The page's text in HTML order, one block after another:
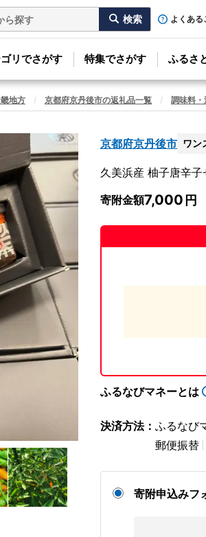
よくある
リでさがす 特集でさがす ふるさ
地方 京都府京丹後市の返礼品一覧 調味料・
京都府京丹後市 ワン
久美浜産 柚子唐辛
寄附金額7,000
ふるなびマネーとは
決済方法： ふるなび
郵便振替
寄附申込みフ